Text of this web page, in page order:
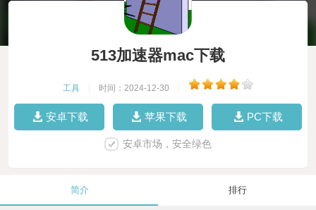
513加速器mac下载
工具 时间：2024-12-30
安卓下载 苹果下载 PC下载
安卓市场，安全绿色
简介 排行